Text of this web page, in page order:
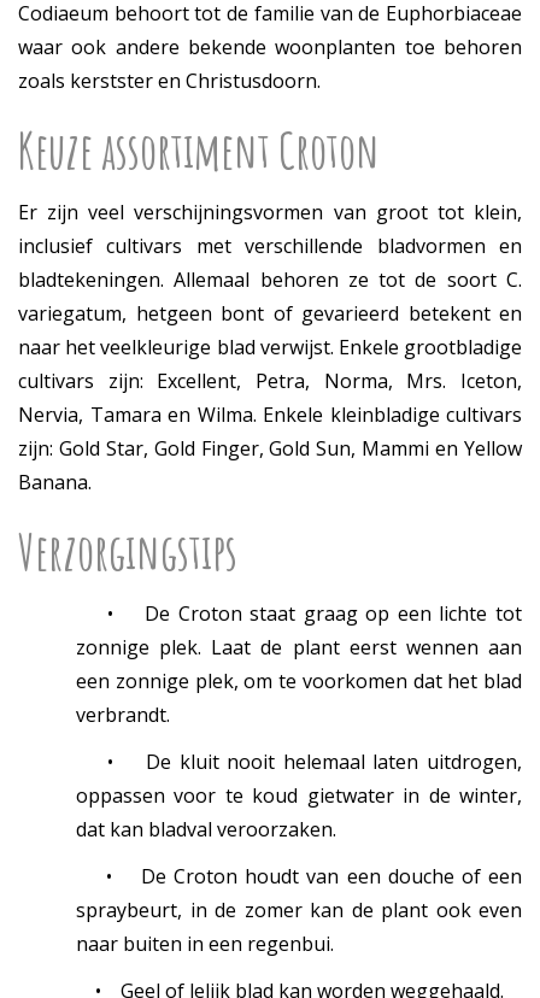
Codiaeum behoort tot de familie van de Euphorbiaceae
waar ook andere bekende woonplanten toe behoren
zoals kerstster en Christusdoorn.
Keuze assortiment Croton
Er zijn veel verschijningsvormen van groot tot klein,
inclusief cultivars met verschillende bladvormen en
bladtekeningen. Allemaal behoren ze tot de soort C.
variegatum, hetgeen bont of gevarieerd betekent en
naar het veelkleurige blad verwijst. Enkele grootbladige
cultivars zijn: Excellent, Petra, Norma, Mrs. Iceton,
Nervia, Tamara en Wilma. Enkele kleinbladige cultivars
zijn: Gold Star, Gold Finger, Gold Sun, Mammi en Yellow
Banana.
Verzorgingstips
• De Croton staat graag op een lichte tot
zonnige plek. Laat de plant eerst wennen aan
een zonnige plek, om te voorkomen dat het blad
verbrandt.
• De kluit nooit helemaal laten uitdrogen,
oppassen voor te koud gietwater in de winter,
dat kan bladval veroorzaken.
• De Croton houdt van een douche of een
spraybeurt, in de zomer kan de plant ook even
naar buiten in een regenbui.
• Geel of lelijk blad kan worden weggehaald.